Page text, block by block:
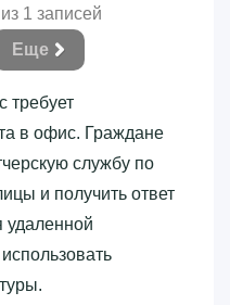
1 записей
Еще
требует
в офис. Граждане
службу по
и получить ответ
удаленной